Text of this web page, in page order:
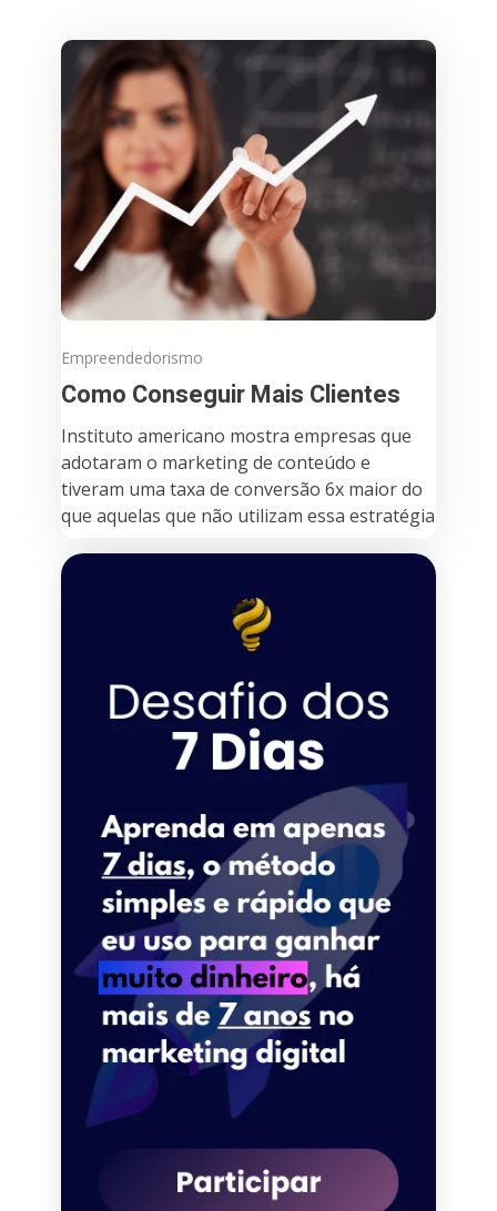
Empreendedorismo
Como Conseguir Mais Clientes
Instituto americano mostra empresas que
adotaram o marketing de conteúdo e
tiveram uma taxa de conversão 6x maior do
que aquelas que não utilizam essa estratégia